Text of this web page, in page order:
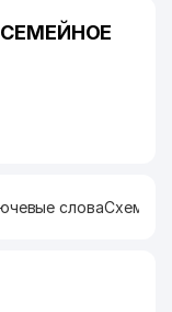
СЕМЕЙНОЕ
словаСхема